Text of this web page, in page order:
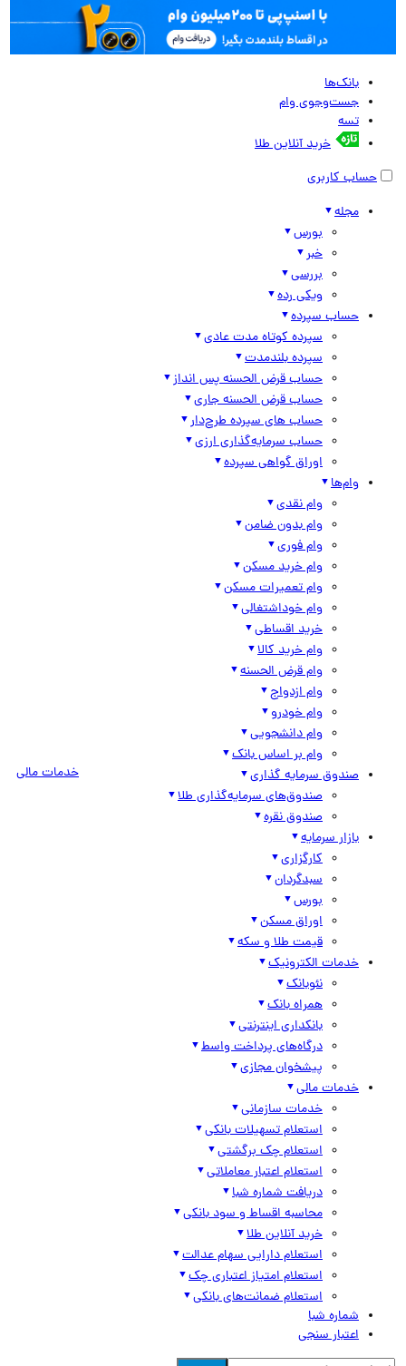
بانک‌ها
جست‌وجوی وام
تسه
خرید آنلاین طلا
حساب کاربری
مجله
بورس
خبر
بررسی
ویکی رده
حساب سپرده
سپرده کوتاه مدت عادی
سپرده بلندمدت
حساب قرض الحسنه پس انداز
حساب قرض الحسنه جاری
حساب های سپرده طرح‌دار
حساب سرمایه‌گذاری ارزی
اوراق گواهی سپرده
وام‌ها
وام نقدی
وام بدون ضامن
وام فوری
وام خرید مسکن
وام تعمیرات مسکن
وام خوداشتغالی
خرید اقساطی
وام خرید کالا
وام قرض الحسنه
وام ازدواج
وام خودرو
وام دانشجویی
وام بر اساس بانک
صندوق سرمایه گذاری
صندوق‌های سرمایه‌گذاری طلا
صندوق نقره
بازار سرمایه
کارگزاری
سبدگردان
بورس
اوراق مسکن
قیمت طلا و سکه
خدمات الکترونیک
نئوبانک
همراه بانک
بانکداری اینترنتی
درگاه‌های پرداخت واسط
پیشخوان مجازی
خدمات مالی
خدمات سازمانی
استعلام تسهیلات بانکی
استعلام چک برگشتی
استعلام اعتبار معاملاتی
دریافت شماره شبا
محاسبه اقساط و سود بانکی
خرید آنلاین طلا
استعلام دارایی سهام عدالت
استعلام امتیاز اعتباری چک
استعلام ضمانت‌های بانکی
شماره شبا
اعتبار سنجی
خدمات مالی